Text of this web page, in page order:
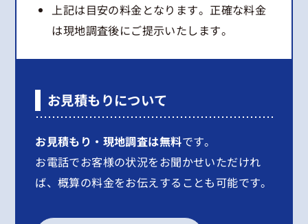
上記は目安の料金となります。正確な料金
は現地調査後にご提示いたします。
お見積もりについて
お見積もり・現地調査は無料です。
お電話でお客様の状況をお聞かせいただけれ
ば、概算の料金をお伝えすることも可能です。